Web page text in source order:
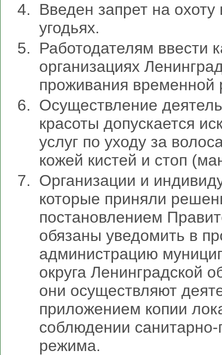
Введен запрет на
угодьях.
Работодателям ввести
организациях
проживания временной
Осуществление
красоты допускается
услуг по уходу за
кожей кистей и стоп
Организации и
которые приняли
постановлением
обязаны уведомить в
администрацию
округа Ленинградской
они осуществляют
приложением копии
соблюдении санитарно-
режима.